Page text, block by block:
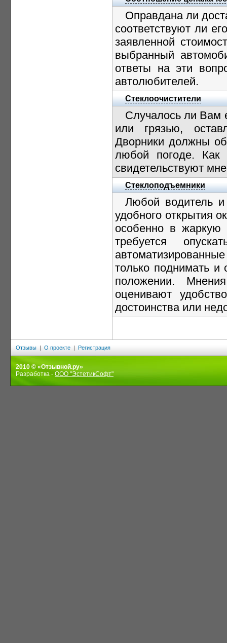
Оправдана ли
соответствуют ли
заявленной
выбранный
ответы на эти
автолюбителей.
Стеклоочистители
Случалось ли Вам
или грязью,
Дворники должны
любой погоде. Как
свидетельствуют
Стеклоподъемники
Любой водитель и
удобного открытия
особенно в жаркую
требуется
только поднимать и
положении.
оценивают
достоинства или
Отзывы | О проекте | Регистрация
2010 © «Отзывной.ру»
Разработка - ООО "ЭстетикСофт"